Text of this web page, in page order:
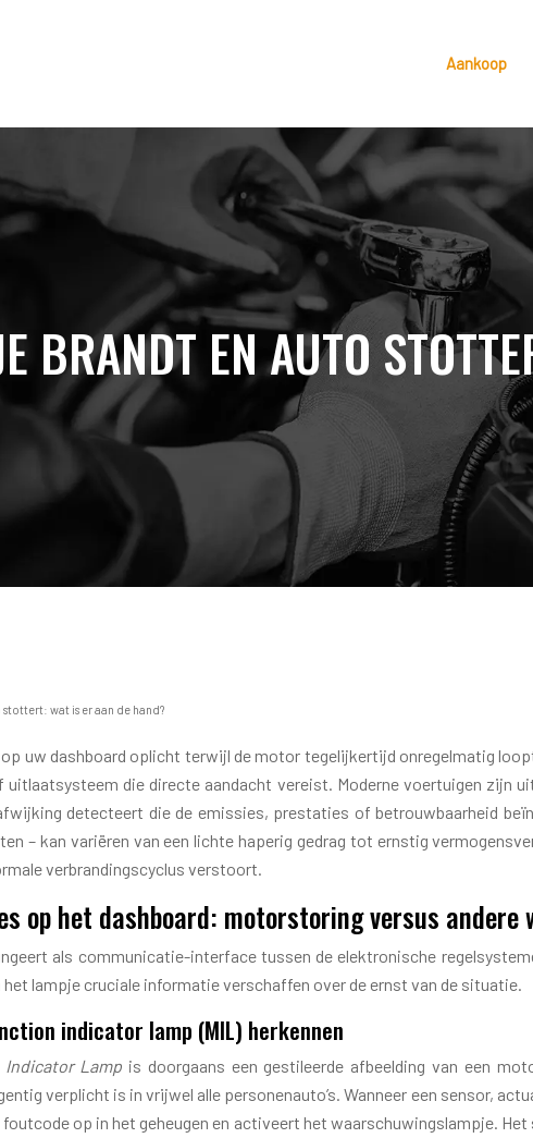
Aankoop
BRANDT EN AUTO
wat is er aan de hand?
uw dashboard oplicht terwijl de motor tegelijkertijd onregelmatig
die directe aandacht vereist. Moderne voertuigen zijn
detecteert die de emissies, prestaties of betrouwbaarheid
– kan variëren van een lichte haperig gedrag tot ernstig
verbrandingscyclus verstoort.
op het dashboard: motorstoring versus andere
als communicatie-interface tussen de elektronische
het lampje cruciale informatie verschaffen over de ernst van de situatie.
indicator lamp (MIL) herkennen
Indicator Lamp is doorgaans een gestileerde afbeelding van een
verplicht is in vrijwel alle personenauto’s. Wanneer een sensor,
op in het geheugen en activeert het waarschuwingslampje.